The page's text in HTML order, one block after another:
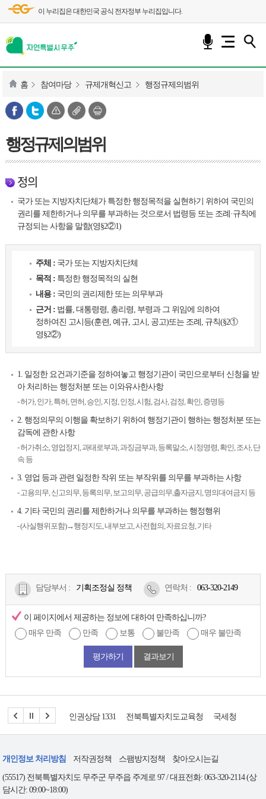
이 누리집은 대한민국 공식 전자정부 누리집입니다.
홈 참여마당 규제개혁신고 행정규제의범위
행정규제의범위
정의
국가 또는 지방자치단체가 특정한 행정목적을 실현하기 위하여 국민의
권리를 제한하거나 의무를 부과하는 것으로서 법령등 또는 조례·규칙에
규정되는 사항을 말함(영§2②1)
주체 :국가 또는 지방자치단체
목적 :특정한 행정목적의 실현
내용 :국민의 권리제한 또는 의무부과
근거 :법률, 대통령령, 총리령, 부령과 그 위임에 의하여
정하여진 고시등(훈련, 예규, 고시, 공고)또는 조례, 규칙(§2①
영§2②)
1. 일정한 요건과기준을 정하여놓고 행정기관이 국민으로부터 신청을 받
아 처리하는 행정처분 또는 이와유사한사항
허가, 인가, 특허, 면허, 승인, 지정, 인정, 시험, 검사, 검정, 확인, 증명등
2. 행정의무의 이행을 확보하기 위하여 행정기관이 행하는 행정처분 또는
감독에 관한 사항
허가취소, 영업정지, 과태로부과, 과징금부과, 등록말소, 시정명령, 확인, 조사, 단
속 등
3. 영업 등과 관련 일정한 작위 또는 부작위를 의무를 부과하는 사항
고용의무, 신고의무, 등록의무, 보고의무, 공급의무,출자금지, 명의대여금지 등
4. 기타 국민의 권리를 제한하거나 의무를 부과하는 행정행위
(사실행위포함)→행정지도, 내부보고, 사전협의, 자료요청, 기타
담당부서 : 기획조정실 정책 연락처 : 063-320-2149
이 페이지에서 제공하는 정보에 대하여 만족하십니까?
매우 만족
만족 보통 불만족 매우 불만족
평가하기 결과보기
인권상담 1331 전북특별자치도교육청 국세청
개인정보 처리방침 저작권정책 스팸방지정책 찾아오시는길
(55517) 전북특별자치도 무주군 무주읍 주계로 97 / 대표전화: 063-320-2114 (상
담시간: 09:00~18:00)